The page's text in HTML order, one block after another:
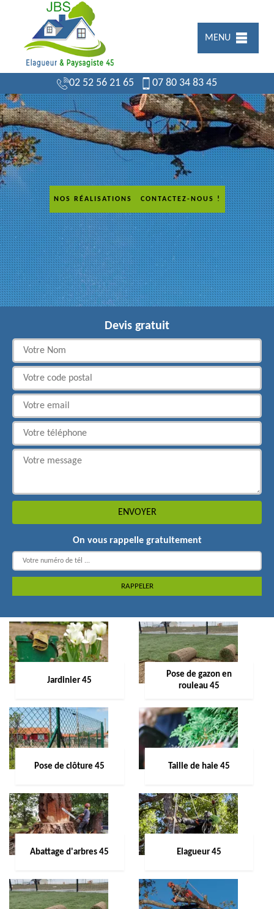
MENU
02 52 56 21 65 07 80 34 83 45
NOS RÉALISATIONS CONTACTEZ-NOUS !
Devis gratuit
On vous rappelle gratuitement
Jardinier 45
Pose de gazon en
rouleau 45
Pose de clôture 45 Taille de haie 45
Abattage d'arbres 45 Elagueur 45